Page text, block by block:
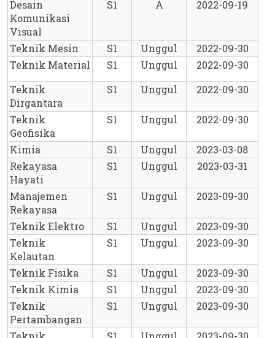
Desain
Komunikasi
Visual
S1 A 2022-09-19
Teknik Mesin S1 Unggul
2022-09-30
Teknik Material
S1 Unggul
2022-09-30
Teknik
Dirgantara
S1 Unggul 2022-09-30
Teknik
Geofisika
S1 Unggul 2022-09-30
Kimia S1 Unggul
2023-03-08
Rekayasa
Hayati
S1 Unggul 2023-03-31
Manajemen
Rekayasa
S1 Unggul 2023-09-30
Teknik Elektro S1 Unggul
2023-09-30
Teknik
Kelautan
S1 Unggul 2023-09-30
Teknik Fisika S1 Unggul
2023-09-30
Teknik Kimia
S1 Unggul
2023-09-30
Teknik
Pertambangan
S1 Unggul 2023-09-30